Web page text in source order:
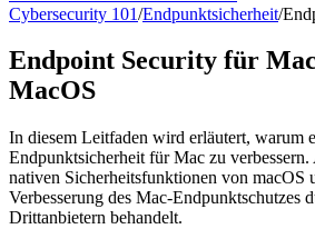
Cybersecurity 101/Endpunktsicherheit/
Endpoint Security für
MacOS
In diesem Leitfaden wird erläutert, warum
Endpunktsicherheit für Mac zu
nativen Sicherheitsfunktionen von macOS
Verbesserung des Mac-Endpunktschutzes
Drittanbietern behandelt.